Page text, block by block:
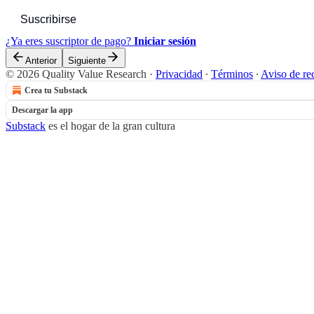
Suscribirse
¿Ya eres suscriptor de pago? Iniciar sesión
Anterior Siguiente
© 2026 Quality Value Research · Privacidad ∙ Términos ∙ Aviso de
Crea tu Substack
Descargar la app
Substack es el hogar de la gran cultura